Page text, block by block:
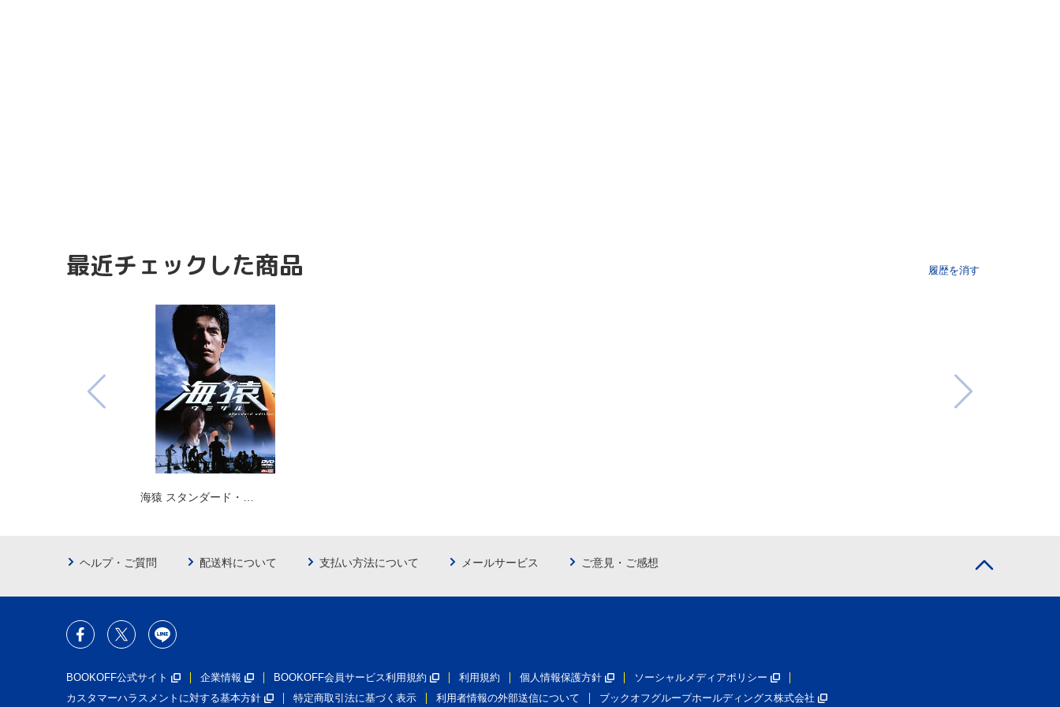
最近チェックした商品 履歴を消す
海猿 スタンダード・…
ヘルプ・ご質問 配送料について 支払い方法について メールサービス ご意見・ご感想
BOOKOFF公式サイト 企業情報 BOOKOFF会員サービス利用規約 利用規約 個人情報保護方針
ソーシャルメディアポリシー
カスタマーハラスメントに対する基本方針
特定商取引法に基づく表示 利用者情報の外部送信について ブックオフグループホールディングス株式会社